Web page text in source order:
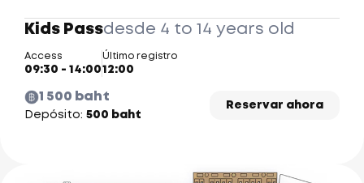
Kids Passdesde 4 to 14 years old
Access
09:30 - 14:00
Último registro
12:00
1 500 baht
Depósito: 500 baht
Reservar ahora